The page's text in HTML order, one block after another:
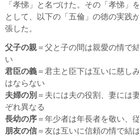
「孝悌」と名づけた。その「孝悌」
として、以下の「五倫」の徳の実践
張した。
父子の親 ＝父と子の間は親愛の情で
い
君臣の義 ＝君主と臣下は互いに慈し
はならない
夫婦の別 ＝夫には夫の役割、妻には
ぞれ異なる
長幼の序 ＝年少者は年長者を敬い、
朋友の信 ＝友は互いに信頼の情で結